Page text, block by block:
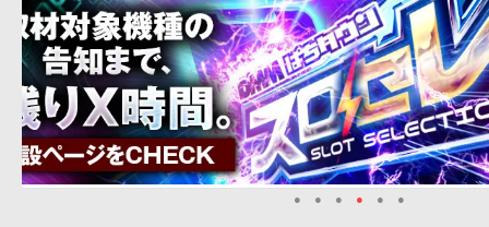
● ● ● ● ● ●